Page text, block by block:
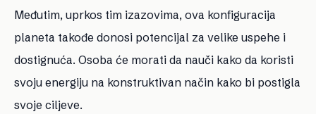
Međutim, uprkos tim izazovima, ova konfiguracija
planeta takođe donosi potencijal za velike uspehe i
dostignuća. Osoba će morati da nauči kako da koristi
svoju energiju na konstruktivan način kako bi postigla
svoje ciljeve.